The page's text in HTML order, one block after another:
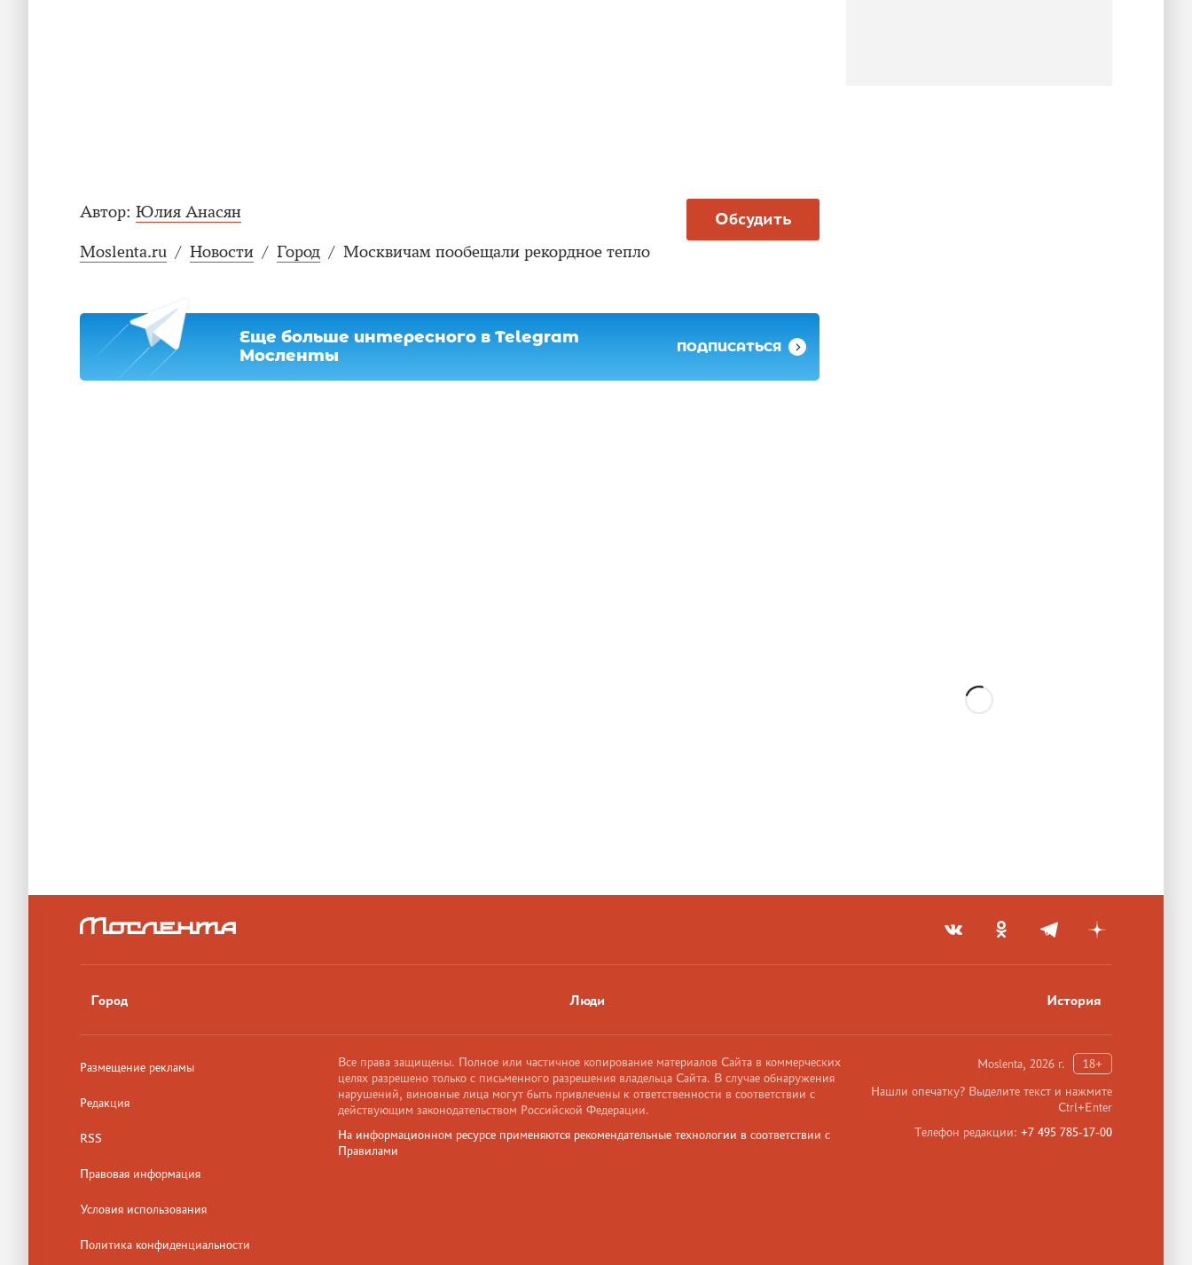
Обсудить
Автор: Юлия Анасян
Moslenta.ru / Новости / Город / Москвичам пообещали рекордное тепло
Еще больше интересного в Telegram
Мосленты
ПОДПИСАТЬСЯ
Город Люди История
Размещение рекламы
Редакция
RSS
Правовая информация
Условия использования
Политика конфиденциальности
Moslenta, 2026 г.
18+
Нашли опечатку? Выделите текст и нажмите
Ctrl+Enter
Телефон редакции: +7 495 785-17-00
Все права защищены. Полное или частичное копирование материалов Сайта в коммерческих
целях разрешено только с письменного разрешения владельца Сайта. В случае обнаружения
нарушений, виновные лица могут быть привлечены к ответственности в соответствии с
действующим законодательством Российской Федерации.
На информационном ресурсе применяются рекомендательные технологии в соответствии с
Правилами